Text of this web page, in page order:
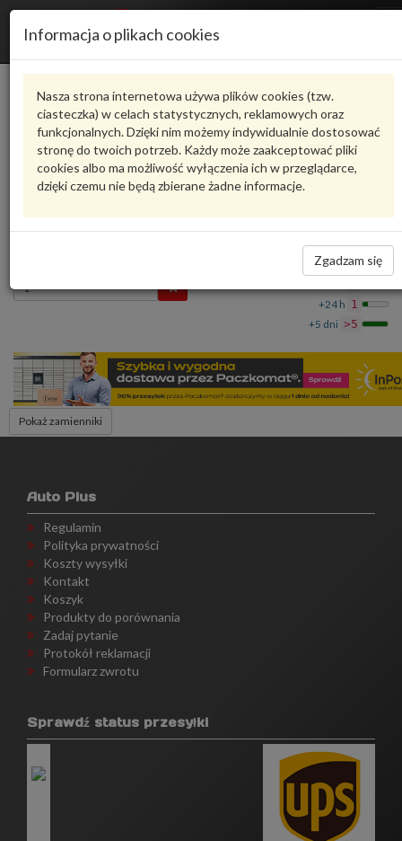
Informacja o plikach cookies
Nasza strona internetowa używa plików cookies (tzw.
ciasteczka) w celach statystycznych, reklamowych oraz
funkcjonalnych. Dzięki nim możemy indywidualnie dostosować
stronę do twoich potrzeb. Każdy może zaakceptować pliki
cookies albo ma możliwość wyłączenia ich w przeglądarce,
dzięki czemu nie będą zbierane żadne informacje.
Zgadzam się
Karta produktu
4M0807682P4W3VAG
VAG - produkt oryginalny VW AUDI SEAT SKODA
Kratka wlotu powietrza anthrazit/chrom
4M0807682P4W3 VAG
ilość
Dostępność
+24 h 1
+5 dni >5
Pokaż zamienniki
Auto Plus
Regulamin
Polityka prywatności
Koszty wysyłki
Kontakt
Koszyk
Produkty do porównania
Zadaj pytanie
Protokół reklamacji
Formularz zwrotu
Sprawdź status przesyłki